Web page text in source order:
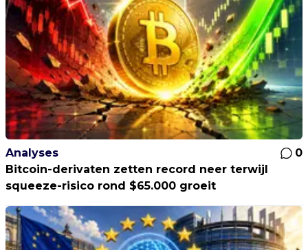
Analyses
0
Bitcoin-derivaten zetten record neer terwijl
squeeze-risico rond $65.000 groeit